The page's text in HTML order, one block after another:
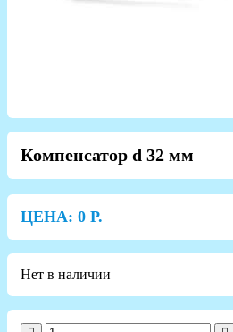
Компенсатор d 32 мм
ЦЕНА: 0 Р.
Нет в наличии